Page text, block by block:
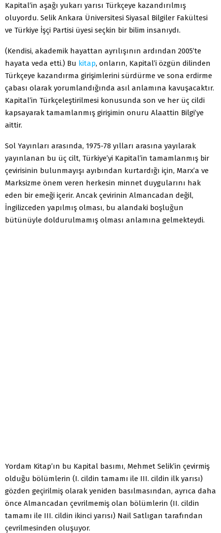
Kapital’in aşağı yukarı yarısı Türkçeye kazandırılmış
oluyordu. Selik Ankara Üniversitesi Siyasal Bilgiler Fakültesi
ve Türkiye İşçi Partisi üyesi seçkin bir bilim insanıydı.
(Kendisi, akademik hayattan ayrılışının ardından 2005’te
hayata veda etti.) Bu kitap, onların, Kapital’i özgün dilinden
Türkçeye kazandırma girişimlerini sürdürme ve sona erdirme
çabası olarak yorumlandığında asıl anlamına kavuşacaktır.
Kapital’in Türkçeleştirilmesi konusunda son ve her üç cildi
kapsayarak tamamlanmış girişimin onuru Alaattin Bilgi’ye
aittir.
Sol Yayınları arasında, 1975-78 yılları arasına yayılarak
yayınlanan bu üç cilt, Türkiye’yi Kapital’in tamamlanmış bir
çevirisinin bulunmayışı ayıbından kurtardığı için, Marx’a ve
Marksizme önem veren herkesin minnet duygularını hak
eden bir emeği içerir. Ancak çevirinin Almancadan değil,
İngilizceden yapılmış olması, bu alandaki boşluğun
bütünüyle doldurulmamış olması anlamına gelmekteydi.
Yordam Kitap’ın bu Kapital basımı, Mehmet Selik’in çevirmiş
olduğu bölümlerin (I. cildin tamamı ile III. cildin ilk yarısı)
gözden geçirilmiş olarak yeniden basılmasından, ayrıca daha
önce Almancadan çevrilmemiş olan bölümlerin (II. cildin
tamamı ile III. cildin ikinci yarısı) Nail Satlıgan tarafından
çevrilmesinden oluşuyor.